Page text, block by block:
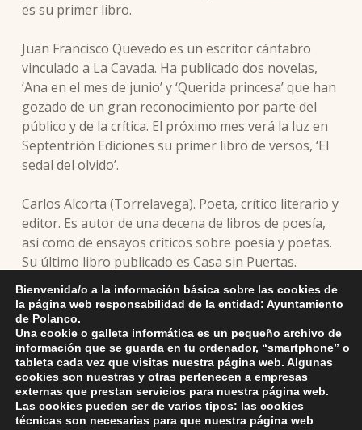
es su primer libro.
Juan Francisco Quevedo es un escritor cántabro
vinculado a La Cavada. Ha publicado dos novelas,
‘Ana en el mes de junio’ y ‘Querida princesa’ que han
gozado de un gran reconocimiento por parte del
público y de la crítica. El próximo mes verá la luz en
Septentrión Ediciones su primer libro de versos, ‘El
sedal del olvido’.
Carlos Alcorta (Torrelavega). Poeta, crítico literario y
editor. Es autor de una decena de libros de poesía,
así como de ensayos críticos sobre poesía y poetas.
Su último libro publicado es Casa sin Puertas.
Opiniones y reseñas sobre poesía cántabra
contemporánea. Es codirector del Aula Poética José
Luis Hidalgo de Torrelavega y coordina las Veladas
Poéticas de la Universidad Internacional Menéndez
Pelayo.
Reproductor
de
00:00
Bienvenida/o a la información básica sobre las cookies de
la página web responsabilidad de la entidad: Ayuntamiento
de Polanco.
Una cookie o galleta informática es un pequeño archivo de
información que se guarda en tu ordenador, “smartphone” o
tableta cada vez que visitas nuestra página web. Algunas
cookies son nuestras y otras pertenecen a empresas
externas que prestan servicios para nuestra página web.
Las cookies pueden ser de varios tipos: las cookies
técnicas son necesarias para que nuestra página web